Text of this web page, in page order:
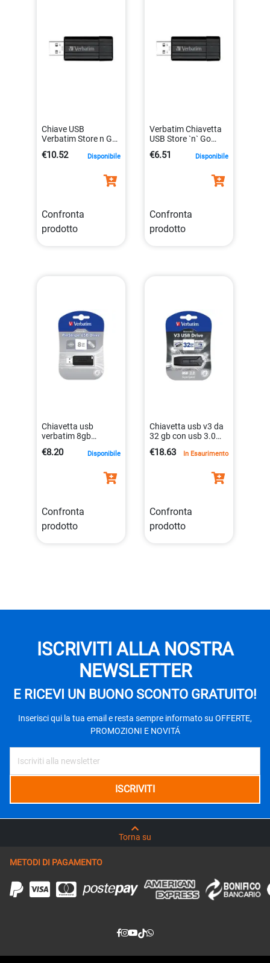
Chiave USB
Verbatim Store n Go
Protezione
0023942490630
€10.52 Disponibile
Confronta
prodotto
Verbatim Chiavetta
USB Store `n` Go
Funzionale
€6.51 Disponibile
Confronta
prodotto
Chiavetta usb
verbatim 8gb
0023942490623
€8.20 Disponibile
Confronta
prodotto
Chiavetta usb v3 da
32 gb con usb 3.0
120mb/s
€18.63 In Esaurimento
Confronta
prodotto
ISCRIVITI ALLA NOSTRA
NEWSLETTER
E RICEVI UN BUONO SCONTO GRATUITO!
Inserisci qui la tua email e resta sempre informato su OFFERTE,
PROMOZIONI E NOVITÁ
Torna su
METODI DI PAGAMENTO